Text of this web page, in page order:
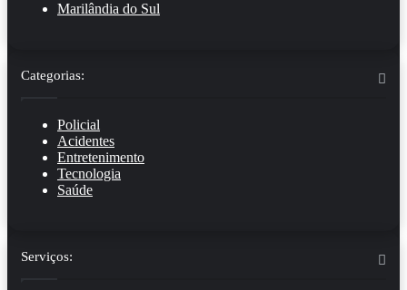
Marilândia do Sul
Categorias:
Policial
Acidentes
Entretenimento
Tecnologia
Saúde
Serviços: